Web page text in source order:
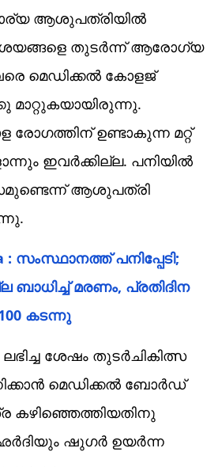
ആശുപത്രിയിൽ
തുടർന്ന് ആരോഗ്യ
മെഡിക്കൽ കോളജ്
മാറ്റുകയായിരുന്നു.
ഉണ്ടാകുന്ന മറ്റ്
ഇവർക്കില്ല. പനിയിൽ
ആശുപത്രി
: സംസ്ഥാനത്ത് പനിപ്പേടി;
ബാധിച്ച് മരണം, പ്രതിദിന
കടന്നു
ശേഷം തുടർചികിത്സ
മെഡിക്കൽ ബോർഡ്
കഴിഞ്ഞെത്തിയതിനു
ഷുഗർ ഉയർന്ന